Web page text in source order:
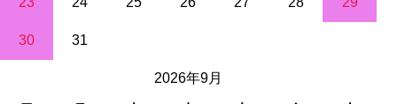
30 31
2026年9月